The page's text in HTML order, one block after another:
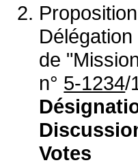
de
n° 5-1234/
Votes